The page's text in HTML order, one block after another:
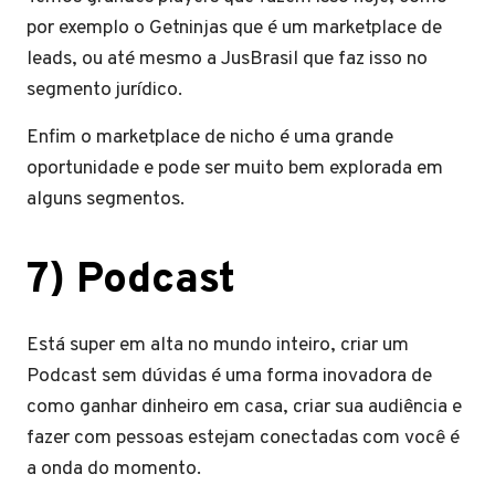
por exemplo o Getninjas que é um marketplace de
leads, ou até mesmo a JusBrasil que faz isso no
segmento jurídico.
Enfim o marketplace de nicho é uma grande
oportunidade e pode ser muito bem explorada em
alguns segmentos.
7) Podcast
Está super em alta no mundo inteiro, criar um
Podcast sem dúvidas é uma forma inovadora de
como ganhar dinheiro em casa, criar sua audiência e
fazer com pessoas estejam conectadas com você é
a onda do momento.